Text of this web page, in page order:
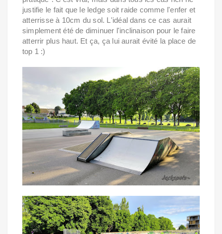
justifie le fait que le ledge soit raide comme l'enfer et
atterrisse à 10cm du sol. L'idéal dans ce cas aurait
simplement été de diminuer l'inclinaison pour le faire
atterrir plus haut. Et ça, ça lui aurait évité la place de
top 1 :)